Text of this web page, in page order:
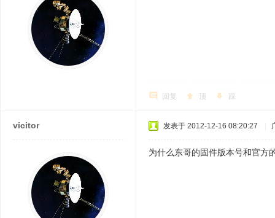
回复 顶 踩
vicitor 发表于 2012-12-16 08:20:27
为什么东哥的固件版本号和官方